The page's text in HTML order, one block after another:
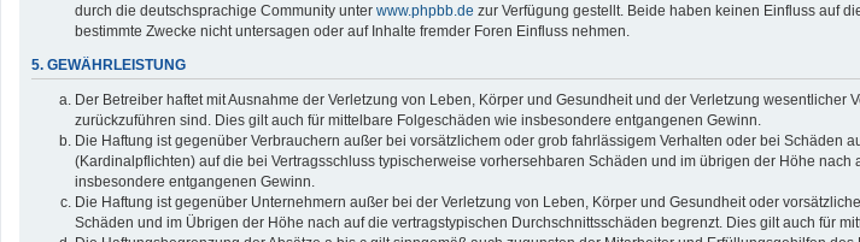
durch die deutschsprachige Community unter www.phpbb.de zur Verfügung gestellt. Beide haben keinen Einfluss auf
bestimmte Zwecke nicht untersagen oder auf Inhalte fremder Foren Einfluss nehmen.
5. GEWÄHRLEISTUNG
Der Betreiber haftet mit Ausnahme der Verletzung von Leben, Körper und Gesundheit und der Verletzung
zurückzuführen sind. Dies gilt auch für mittelbare Folgeschäden wie insbesondere entgangenen Gewinn.
Die Haftung ist gegenüber Verbrauchern außer bei vorsätzlichem oder grob fahrlässigem Verhalten oder bei
(Kardinalpflichten) auf die bei Vertragsschluss typischerweise vorhersehbaren Schäden und im übrigen der Höhe
insbesondere entgangenen Gewinn.
Die Haftung ist gegenüber Unternehmern außer bei der Verletzung von Leben, Körper und Gesundheit oder
Schäden und im Übrigen der Höhe nach auf die vertragstypischen Durchschnittsschäden begrenzt. Dies gilt auch für